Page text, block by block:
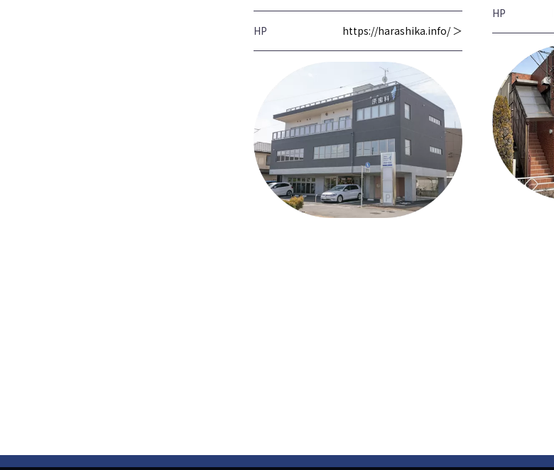
HP https://harashika.info/ ＞
HP